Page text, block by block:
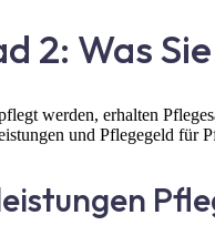
2: Was
werden, erhalten
und Pflegegeld für